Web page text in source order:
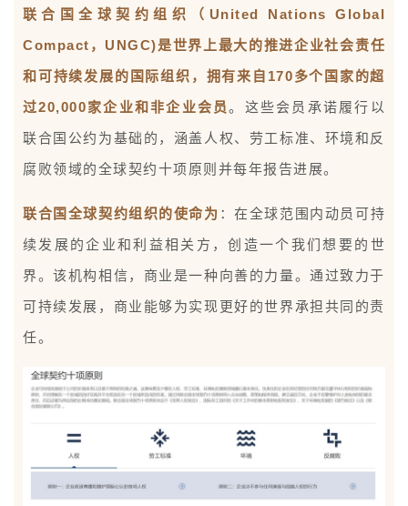
联合国全球契约组织（United Nations Global
Compact，UNGC)是世界上最大的推进企业社会责任
和可持续发展的国际组织，拥有来自170多个国家的超
过20,000家企业和非企业会员。 这些会员承诺履行以
联合国公约为基础的，涵盖人权、劳工标准、环境和反
腐败领域的全球契约十项原则并每年报告进展。
联合国全球契约组织的使命为 ：在全球范围内动员可持
续发展的企业和利益相关方，创造一个我们想要的世
界。该机构相信，商业是一种向善的力量。通过致力于
可持续发展，商业能够为实现更好的世界承担共同的责
任。